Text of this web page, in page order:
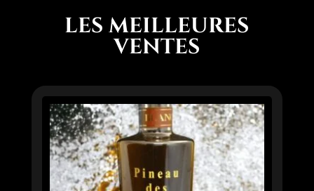
LES MEILLEURES
VENTES